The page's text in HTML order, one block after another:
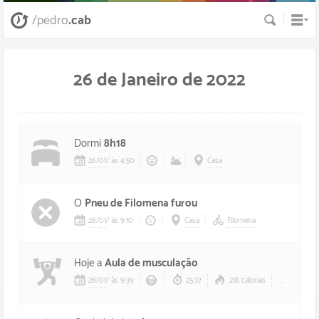
/pedro.cab Busca
26 de Janeiro de 2022
Dormi8h18
26/01/ às 4:50 Casa
O Pneu de Filomena furou
26/01/às 9:10 Casa Filomena
Hoje aAula de musculação
26/01/ às 9:39 25:37 218 calorias